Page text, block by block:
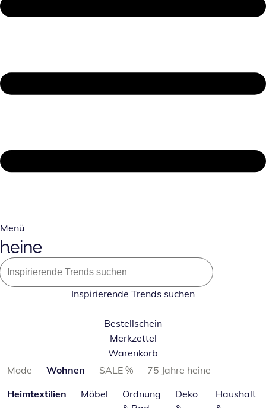
Menü
Inspirierende Trends suchen
Bestellschein
Merkzettel
Warenkorb
Produktkategorien überspringen
Mode Wohnen SALE %
75 Jahre heine
Heimtextilien
Möbel
Ordnung
Deko
Haushalt